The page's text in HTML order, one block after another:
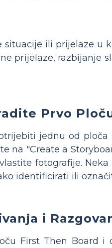
situacije ili prijelaze u
prijelaze, razbijanje
Prvo
jednu od
na "Create a
fotografije.
identificirati ili
i
First Then Board i